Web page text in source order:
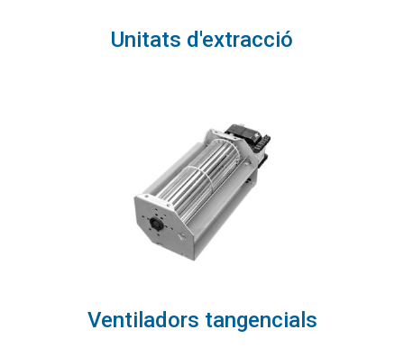
Unitats d'extracció
Ventiladors tangencials